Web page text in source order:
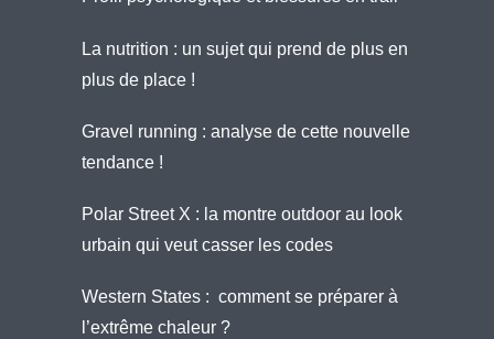
La nutrition : un sujet qui prend de plus en
plus de place !
Gravel running : analyse de cette nouvelle
tendance !
Polar Street X : la montre outdoor au look
urbain qui veut casser les codes
Western States : comment se préparer à
l’extrême chaleur ?